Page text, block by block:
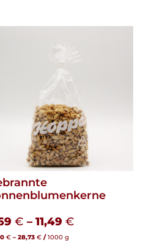
€ –11,49€
€ –28,73€ /1000 g